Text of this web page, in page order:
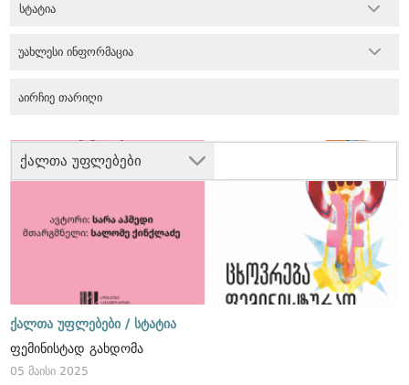
სტატია
ქალთა უფლებები
უახლესი ინფორმაცია
ქალთა უფლებები / სტატია
ფემინისტად გახდომა
05 მაისი 2025